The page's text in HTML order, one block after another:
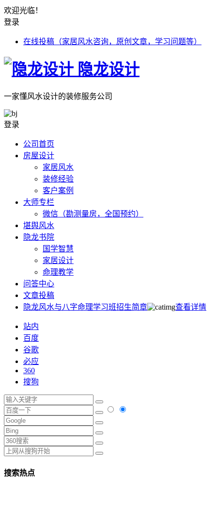
欢迎光临！
登录
在线投稿（家居风水咨询，原创文章，学习问题等）
隐龙设计
一家懂风水设计的装修服务公司
登录
公司首页
房屋设计
家居风水
装修经验
客户案例
大师专栏
微信（勘测量房，全国预约）
堪舆风水
隐龙书院
国学智慧
家居设计
命理教学
问答中心
文章投稿
隐龙风水与八字命理学习班招生简章
查看详情
站内
百度
谷歌
必应
360
搜狗
搜索热点